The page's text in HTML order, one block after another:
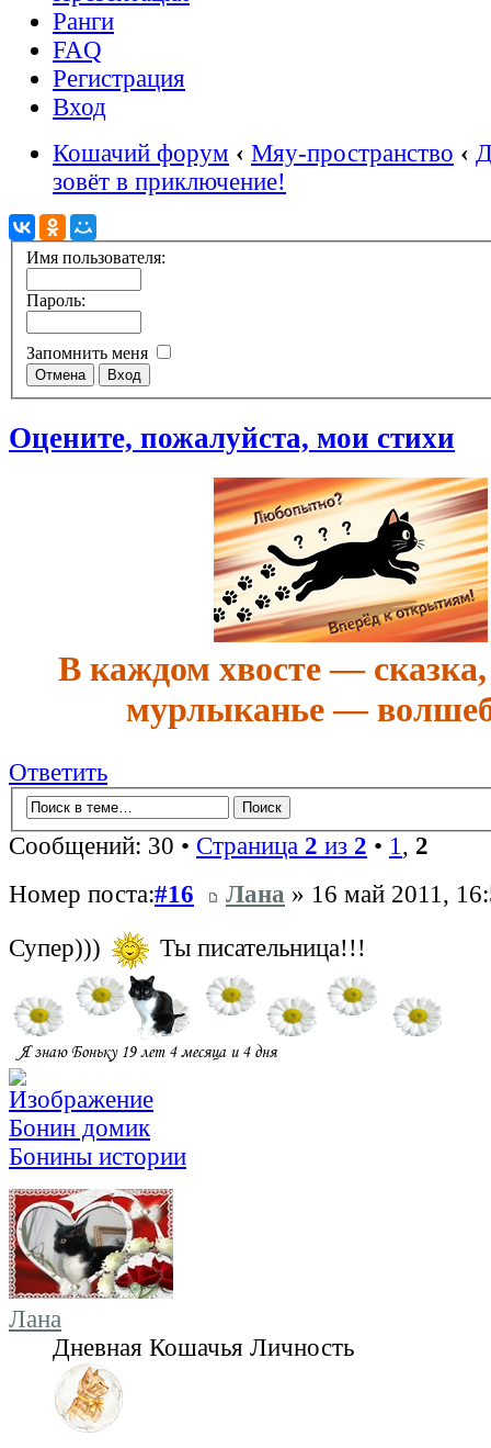
Ранги
FAQ
Регистрация
Вход
Кошачий форум ‹ Мяу-пространство ‹
зовёт в приключение!
Имя пользователя:
Пароль:
Запомнить меня
Оцените, пожалуйста, мои стихи
В каждом хвосте —
мурлыканье —
Ответить
Сообщений: 30 • Страница 2 из 2 • 1 , 2
Номер поста:#16 Лана » 16 май 2011,
Супер)))
Ты писательница!!!
Бонин домик
Бонины истории
Лана
Дневная Кошачья Личность